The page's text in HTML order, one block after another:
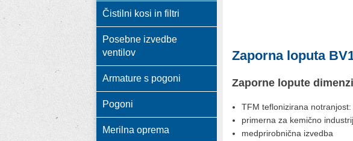
Čistilni kosi in filtri
Posebne izvedbe
ventilov
Armature s pogoni
Pogoni
Merilna oprema
Zaporna loputa
Zaporne lopute
TFM teflonizirana
primerna za kemično
medprirobnična izvedba